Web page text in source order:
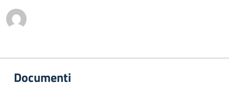
Documenti